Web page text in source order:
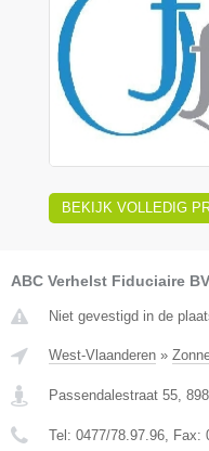
BEKIJK VOLLEDIG
ABC Verhelst Fiduciaire BV
Niet gevestigd in de
West-Vlaanderen »
Passendalestraat 55
Tel: 0477/78.97.96 , Fax: